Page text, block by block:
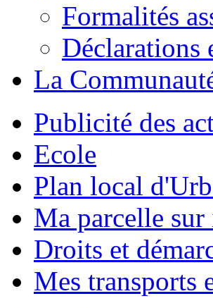
Formalités
Déclarations
La
Publicité des
Ecole
Plan local
Ma parcelle
Droits et
Mes transports